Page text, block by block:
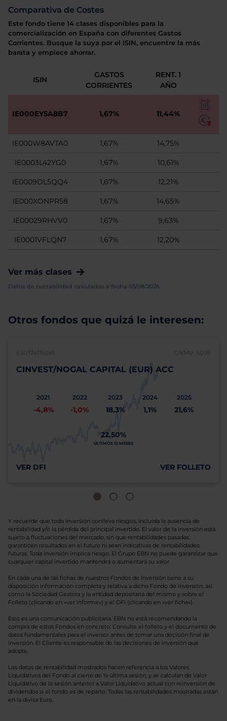
Comparativa de Costes
Este fondo tiene 14 clases disponibles para la
comercialización en España con diferentes Gastos
Corrientes. Busque la suya por el ISIN, encuentre la más
barata y empiece ahorrar.
ISIN
GASTOS
CORRIENTES
RENT. 1
AÑO
IE000EY5A8B7 1,67% 11,44%
IE000W8AVTA0 1,67% 14,75%
IE0003L42YG0 1,67% 10,61%
IE0009DL5QQ4 1,67% 12,21%
IE000XONPR58 1,67% 14,65%
IE00029RHVV0 1,67% 9,63%
IE0001VFLQN7 1,67% 12,20%
Ver más clases
Datos de rentabilidad calculados a fecha 05/08/2026
Otros fondos que quizá le interesen:
ES0174115016 CNMV: 5095
CINVEST/NOGAL CAPITAL (EUR) ACC
2021
-4,8%
2022
-1,0%
2023
18,3%
2024
1,1%
2025
21,6%
22,50%
ÚLTIMOS 12 MESES
VER DFI VER FOLLETO
Y recuerde que toda inversión conlleva riesgos, incluida la ausencia de
rentabilidad y/o la pérdida del principal invertido. El valor de la inversión está
sujeto a fluctuaciones del mercado, sin que rentabilidades pasadas
garanticen resultados en el futuro ni sean indicativas de rentabilidades
futuras. Toda inversión implica riesgo. El Grupo EBN no puede garantizar que
cualquier capital invertido mantendrá o aumentará su valor.
En cada una de las fichas de nuestros Fondos de Inversión tiene a su
disposición información completa y relativa a dicho Fondo de Inversión, así
como la Sociedad Gestora y la entidad depositaria del mismo y sobre el
Folleto (clicando en «ver informe») y el DFI (clicando en «ver ficha»).
Esto es una comunicación publicitaria. EBN no está recomendando la
compra de estos Fondos en concreto. Consulte el folleto y el documento de
datos fundamentales para el inversor antes de tomar una decisión final de
inversión. El Cliente es responsable de las decisiones de inversión que
adopte.
Los datos de rentabilidad mostrados hacen referencia a los Valores
Liquidativos del Fondo al cierre de la última sesión, y se calculan de Valor
Liquidativo de la sesión anterior a Valor Liquidativo actual con reinversión de
dividendos si el fondo es de reparto. Todas las rentabilidades mostradas están
en la divisa Euro.